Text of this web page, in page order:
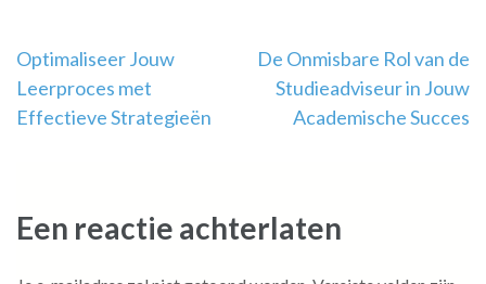
Berichtnavigatie
Optimaliseer Jouw
Leerproces met
Effectieve Strategieën
De Onmisbare Rol van de
Studieadviseur in Jouw
Academische Succes
Een reactie achterlaten